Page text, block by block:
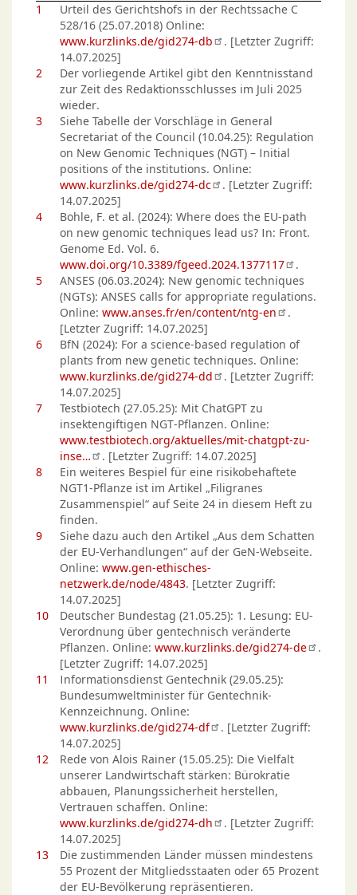
1
Urteil des Gerichtshofs in der Rechtssache C
528/16 (25.07.2018) Online:
www.kurzlinks.de/gid274-db
. [Letzter Zugriff:
14.07.2025]
2
Der vorliegende Artikel gibt den Kenntnisstand
zur Zeit des Redaktionsschlusses im Juli 2025
wieder.
3
Siehe Tabelle der Vorschläge in General
Secretariat of the Council (10.04.25): Regulation
on New Genomic Techniques (NGT) – Initial
positions of the institutions. Online:
www.kurzlinks.de/gid274-dc
. [Letzter Zugriff:
14.07.2025]
4
Bohle, F. et al. (2024): Where does the EU-path
on new genomic techniques lead us? In: Front.
Genome Ed. Vol. 6.
www.doi.org/10.3389/fgeed.2024.1377117
.
5
ANSES (06.03.2024): New genomic techniques
(NGTs): ANSES calls for appropriate regulations.
Online: www.anses.fr/en/content/ntg-en
.
[Letzter Zugriff: 14.07.2025]
6
BfN (2024): For a science-based regulation of
plants from new genetic techniques. Online:
www.kurzlinks.de/gid274-dd
. [Letzter Zugriff:
14.07.2025]
7
Testbiotech (27.05.25): Mit ChatGPT zu
insektengiftigen NGT-Pflanzen. Online:
www.testbiotech.org/aktuelles/mit-chatgpt-zu-
inse…
. [Letzter Zugriff: 14.07.2025]
8
Ein weiteres Bespiel für eine risikobehaftete
NGT1-Pflanze ist im Artikel „Filigranes
Zusammenspiel“ auf Seite 24 in diesem Heft zu
finden.
9
Siehe dazu auch den Artikel „Aus dem Schatten
der EU-Verhandlungen“ auf der GeN-Webseite.
Online: www.gen-ethisches-
netzwerk.de/node/4843. [Letzter Zugriff:
14.07.2025]
10
Deutscher Bundestag (21.05.25): 1. Lesung: EU-
Verordnung über gentechnisch veränderte
Pflanzen. Online: www.kurzlinks.de/gid274-de
.
[Letzter Zugriff: 14.07.2025]
11
Informationsdienst Gentechnik (29.05.25):
Bundesumweltminister für Gentechnik-
Kennzeichnung. Online:
www.kurzlinks.de/gid274-df
. [Letzter Zugriff:
14.07.2025]
12
Rede von Alois Rainer (15.05.25): Die Vielfalt
unserer Landwirtschaft stärken: Bürokratie
abbauen, Planungssicherheit herstellen,
Vertrauen schaffen. Online:
www.kurzlinks.de/gid274-dh
. [Letzter Zugriff:
14.07.2025]
13
Die zustimmenden Länder müssen mindestens
55 Prozent der Mitgliedsstaaten oder 65 Prozent
der EU-Bevölkerung repräsentieren.